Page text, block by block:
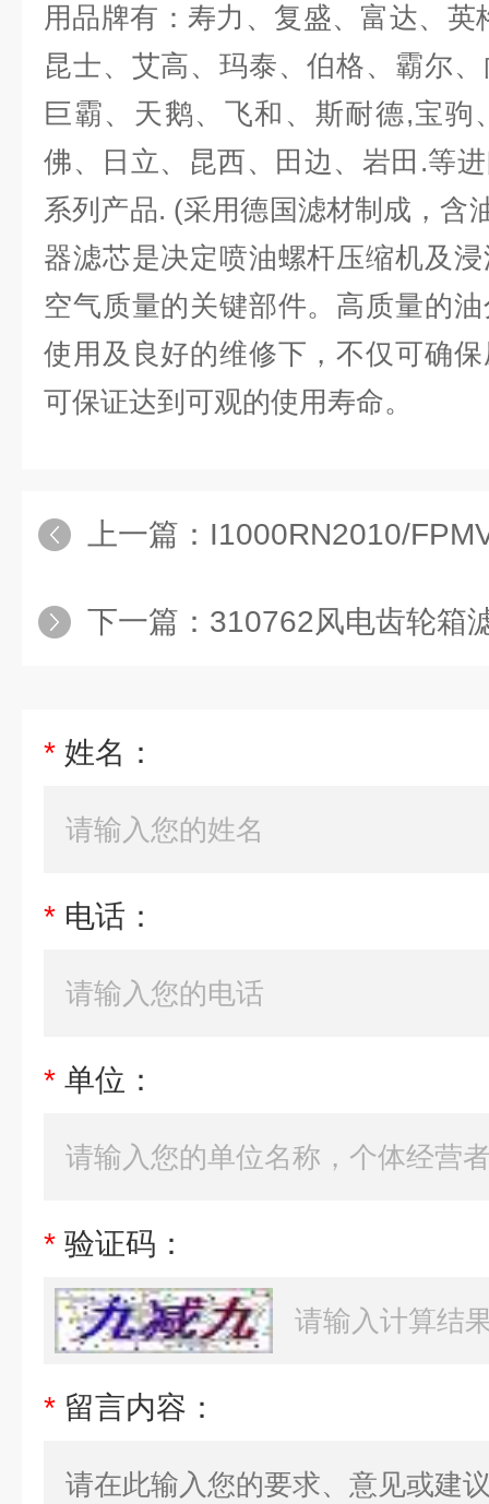
用品牌有：寿力、复盛、富达、
昆士、艾高、玛泰、伯格、霸尔
巨霸、天鹅、飞和、斯耐德,宝驹
佛、日立、昆西、田边、岩田.等
系列产品. (采用德国滤材制成，含
器滤芯是决定喷油螺杆压缩机及
空气质量的关键部件。高质量的
使用及良好的维修下，不仅可确
可保证达到可观的使用寿命。
上一篇： I1000RN2010/
下一篇： 310762风电齿轮箱
* 姓名：
* 电话：
* 单位：
* 验证码：
* 留言内容：